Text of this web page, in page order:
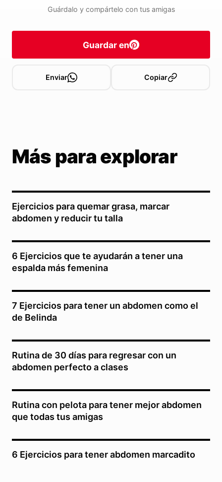
Guárdalo y compártelo con tus amigas
Guardar en
Enviar Copiar
Más para explorar
Ejercicios para quemar grasa, marcar
abdomen y reducir tu talla
6 Ejercicios que te ayudarán a tener una
espalda más femenina
7 Ejercicios para tener un abdomen como el
de Belinda
Rutina de 30 días para regresar con un
abdomen perfecto a clases
Rutina con pelota para tener mejor abdomen
que todas tus amigas
6 Ejercicios para tener abdomen marcadito